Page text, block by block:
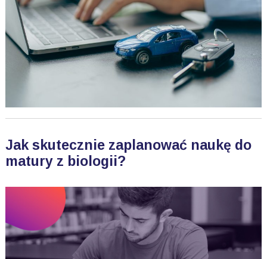
Jak skutecznie zaplanować naukę do
matury z biologii?